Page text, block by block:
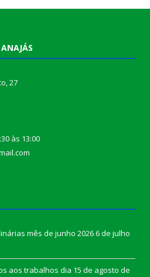
27
às 13:00
mês de junho 20266 de julho
aos trabalhos dia 15 de agosto de